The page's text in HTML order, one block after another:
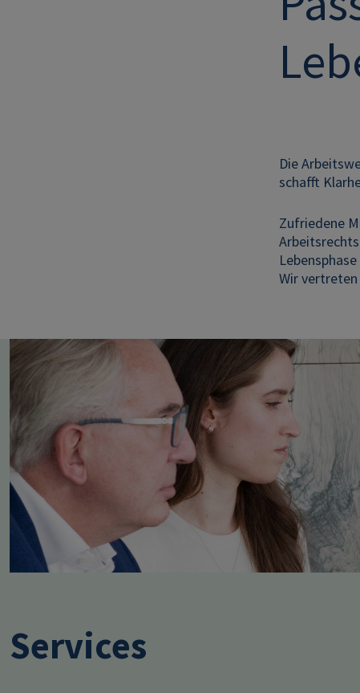
Die
schafft
Zufriedene
Wir
Image
Services